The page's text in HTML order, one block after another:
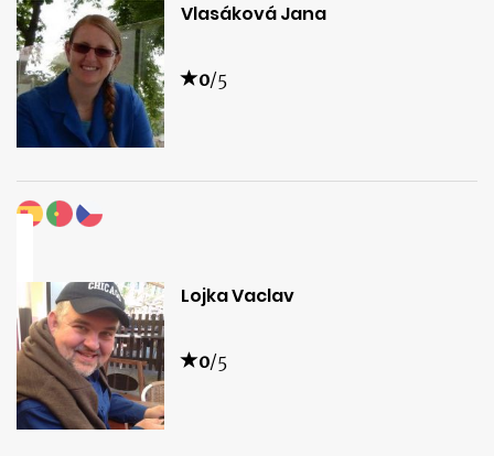
Vlasáková Jana
0/5
Lojka Vaclav
0/5